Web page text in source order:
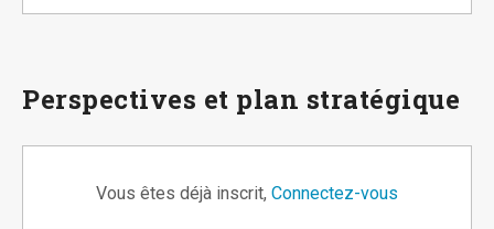
Perspectives et plan stratégique
Vous êtes déjà inscrit, Connectez-vous